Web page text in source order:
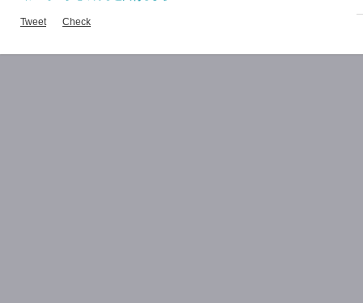
Tweet Check